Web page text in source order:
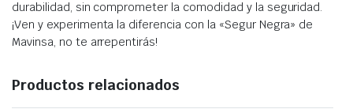
durabilidad, sin comprometer la comodidad y la seguridad.
¡Ven y experimenta la diferencia con la «Segur Negra» de
Mavinsa, no te arrepentirás!
Productos relacionados